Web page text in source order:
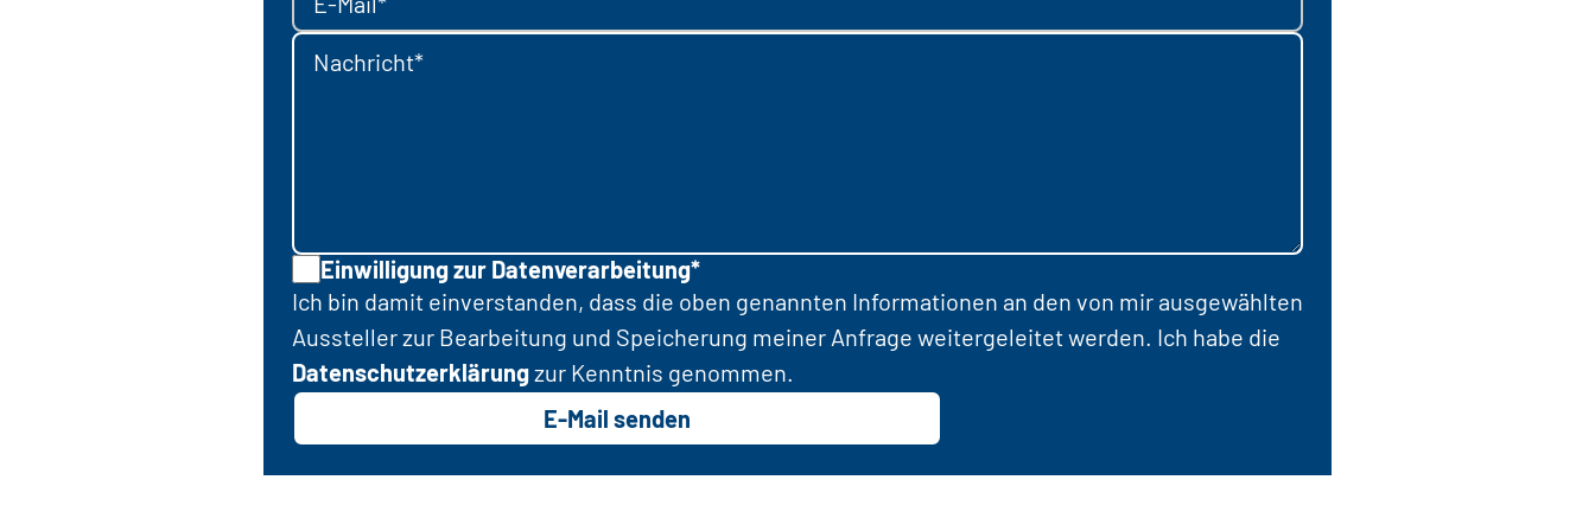
Nachricht*
Einwilligung zur Datenverarbeitung*
Ich bin damit einverstanden, dass die oben genannten Informationen an den von mir ausgewählten
Aussteller zur Bearbeitung und Speicherung meiner Anfrage weitergeleitet werden. Ich habe die
Datenschutzerklärungzur Kenntnis genommen.
E-Mail senden